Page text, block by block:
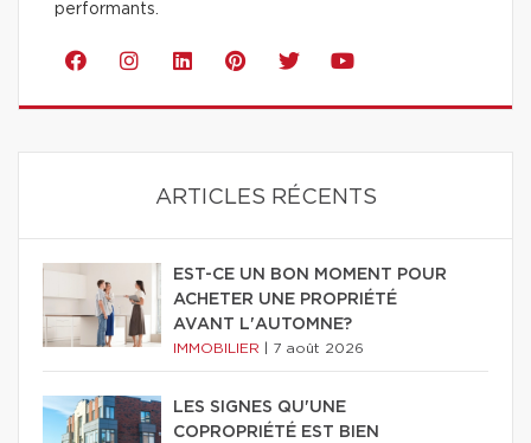
performants.
ARTICLES RÉCENTS
EST-CE UN BON MOMENT POUR
ACHETER UNE PROPRIÉTÉ
AVANT L'AUTOMNE?
IMMOBILIER 7 août 2026
LES SIGNES QU'UNE
COPROPRIÉTÉ EST BIEN